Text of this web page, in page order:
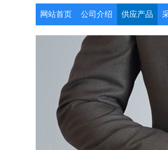
网站首页 公司介绍 供应产品